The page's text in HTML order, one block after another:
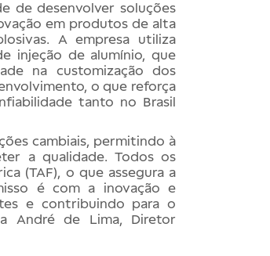
de desenvolver soluções
em produtos de alta
A empresa utiliza
injeção de alumínio, que
na customização dos
o que reforça
tanto no Brasil
cambiais, permitindo à
a qualidade. Todos os
(TAF), o que assegura a
é com a inovação e
e contribuindo para o
André de Lima, Diretor